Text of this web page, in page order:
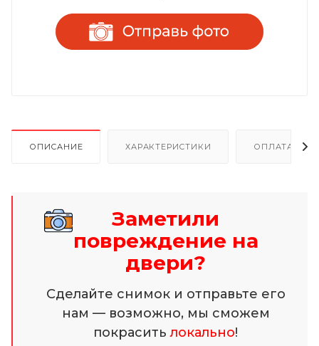
ОПИСАНИЕ ХАРАКТЕРИСТИКИ ОПЛАТА И
Заметили
повреждение на
двери?
Сделайте снимок и отправьте его
нам — возможно, мы сможем
покраситьлокально!